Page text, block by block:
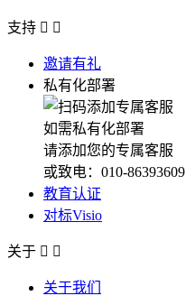
支持  
邀请有礼
私有化部署
如需私有化部署
请添加您的专属客服
或致电：010-86393609
教育认证
对标Visio
关于  
关于我们